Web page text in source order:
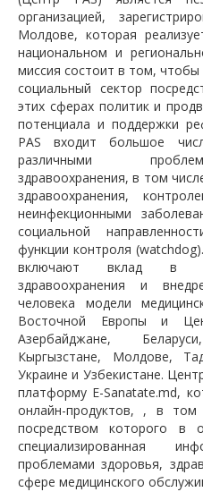
организацией,
Молдове, которая
национальном и
миссия состоит в том,
социальный сектор
этих сферах политик и
потенциала и поддержки
PAS входит большое
различными
здравоохранения, в том
здравоохранения,
неинфекционными
социальной
функции контроля
включают вклад в
здравоохранения и
человека модели
Восточной Европы и
Азербайджане,
Кыргызстане, Молдове,
Украине и Узбекистане.
платформу E-Sanatate.md,
онлайн-продуктов, , в
посредством которого в
специализированная
проблемами здоровья,
сфере медицинского